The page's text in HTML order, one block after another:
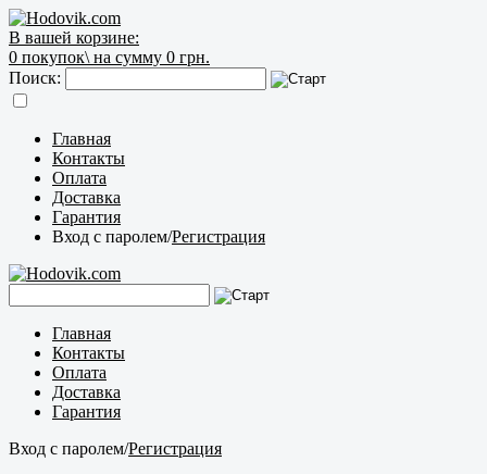
В вашей корзине:
0 покупок\ на сумму 0 грн.
Поиск:
Главная
Контакты
Оплата
Доставка
Гарантия
Вход с паролем/Регистрация
Главная
Контакты
Оплата
Доставка
Гарантия
Вход с паролем/Регистрация